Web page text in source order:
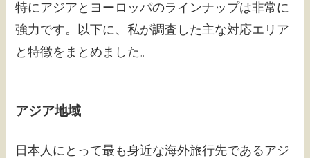
特にアジアとヨーロッパのラインナップは非常に
強力です。以下に、私が調査した主な対応エリア
と特徴をまとめました。
アジア地域
日本人にとって最も身近な海外旅行先であるアジ